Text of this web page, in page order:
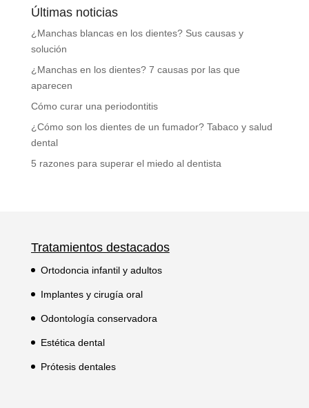
Últimas noticias
¿Manchas blancas en los dientes? Sus causas y
solución
¿Manchas en los dientes? 7 causas por las que
aparecen
Cómo curar una periodontitis
¿Cómo son los dientes de un fumador? Tabaco y salud
dental
5 razones para superar el miedo al dentista
Tratamientos destacados
Ortodoncia infantil y adultos
Implantes y cirugía oral
Odontología conservadora
Estética dental
Prótesis dentales